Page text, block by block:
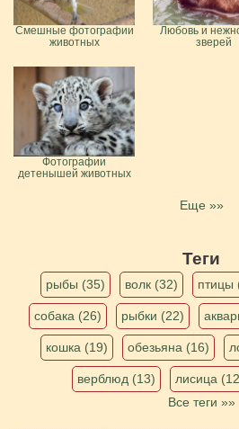
Смешные фотографии
животных
Любовь и
зверей
Фотографии
детенышей животных
Еще »»
Теги
рыбы (35) волк (32) птицы
собака (26) рыбки (22)
кошка (19) обезьяна (16)
верблюд (13) лисица
Все теги »»